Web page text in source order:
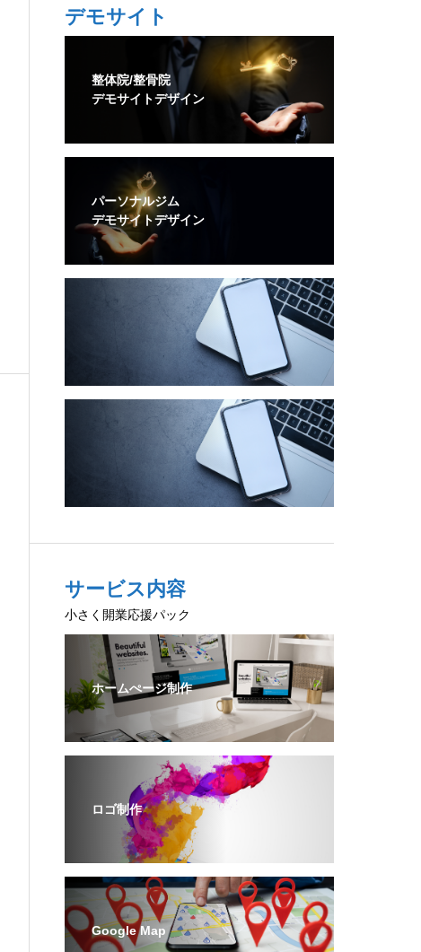
デモサイト
整体院/整骨院
デモサイトデザイン
パーソナルジム
デモサイトデザイン
サービス内容
小さく開業応援パック
ホームぺージ制作
ロゴ制作
Google Map